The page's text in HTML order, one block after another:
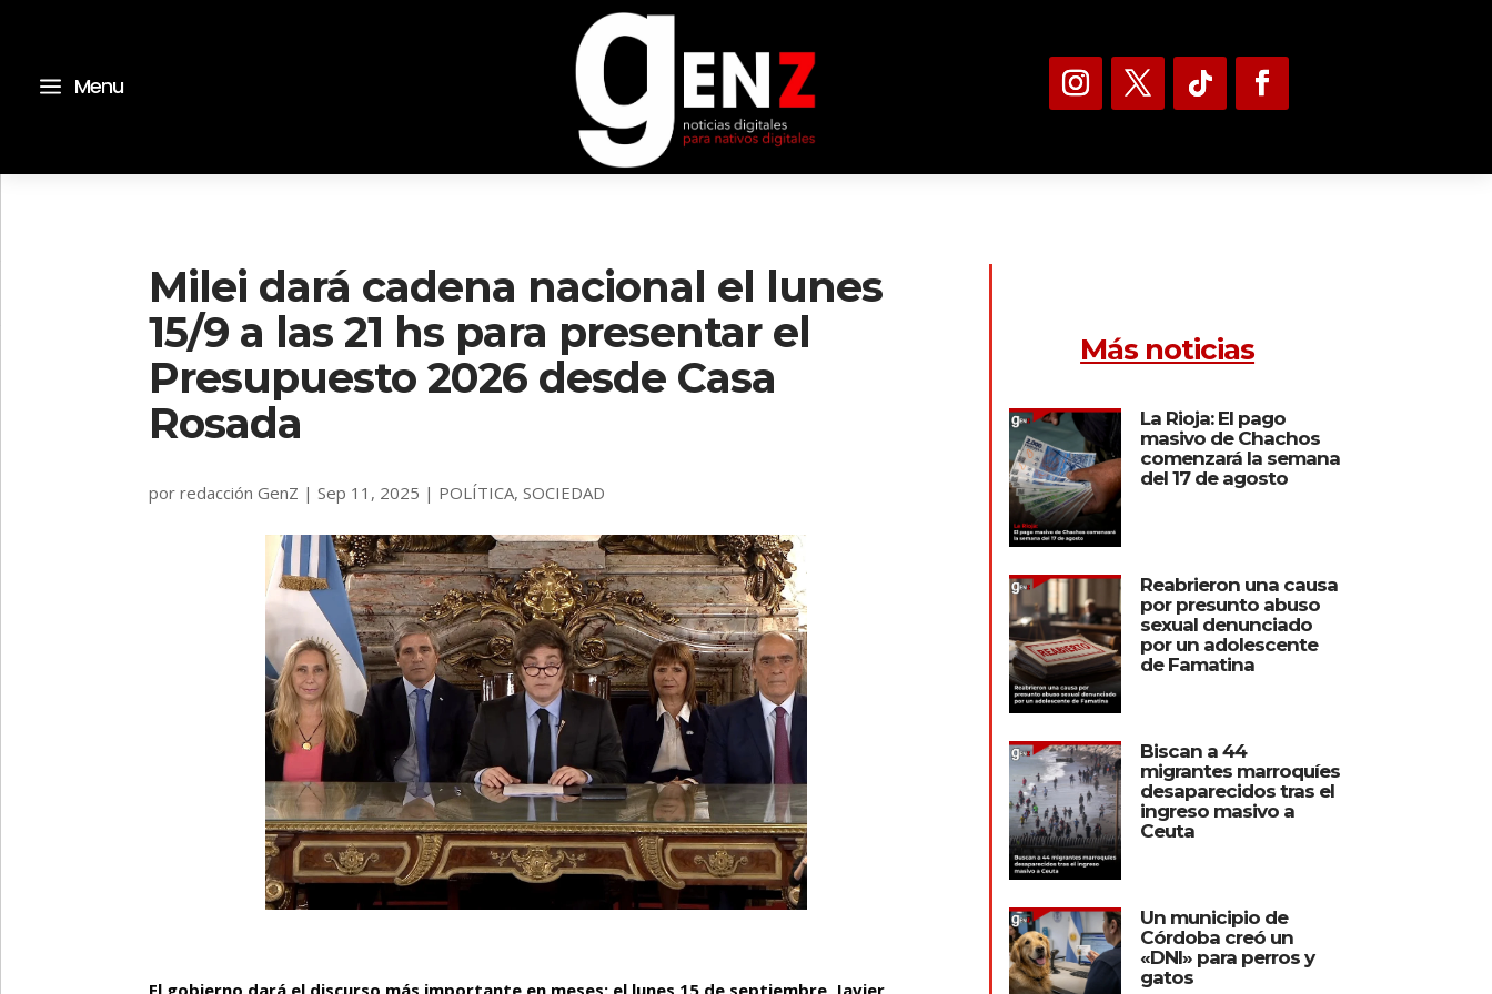
a Menu
Milei dará cadena nacional el lunes
15/9 a las 21 hs para presentar el
Presupuesto 2026 desde Casa
Rosada
porredacción GenZ |Sep 11, 2025 | POLÍTICA,SOCIEDAD
Más noticias
La Rioja: El pago
masivo de Chachos
comenzará la semana
del 17 de agosto
Reabrieron una causa
por presunto abuso
sexual denunciado
por un adolescente
de Famatina
Biscan a 44
migrantes marroquíes
desaparecidos tras el
ingreso masivo a
Ceuta
Un municipio de
Córdoba creó un
«DNI» para perros y
gatos